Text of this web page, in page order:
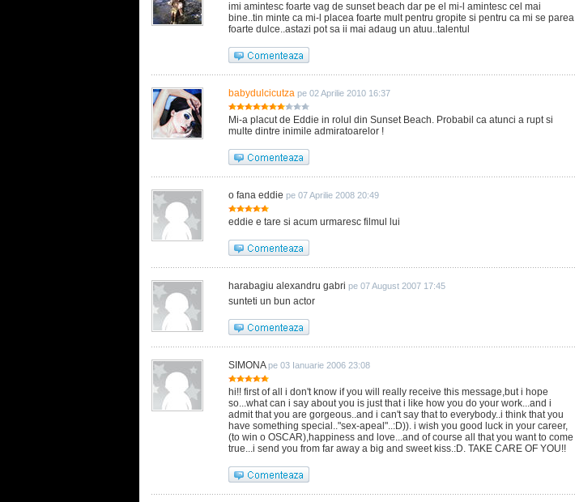
imi amintesc foarte vag de sunset beach dar pe el mi-l amintesc cel mai
bine..tin minte ca mi-l placea foarte mult pentru gropite si pentru ca mi se parea
foarte dulce..astazi pot sa ii mai adaug un atuu..talentul
babydulcicutza pe 02 Aprilie 2010 16:37
Mi-a placut de Eddie in rolul din Sunset Beach. Probabil ca atunci a rupt si
multe dintre inimile admiratoarelor !
o fana eddie pe 07 Aprilie 2008 20:49
eddie e tare si acum urmaresc filmul lui
harabagiu alexandru gabri pe 07 August 2007 17:45
sunteti un bun actor
SIMONA pe 03 Ianuarie 2006 23:08
hi!! first of all i don't know if you will really receive this message,but i hope
so...what can i say about you is just that i like how you do your work...and i
admit that you are gorgeous..and i can't say that to everybody..i think that you
have something special.."sex-apeal"..:D)). i wish you good luck in your career,
(to win o OSCAR),happiness and love...and of course all that you want to come
true...i send you from far away a big and sweet kiss.:D. TAKE CARE OF YOU!!